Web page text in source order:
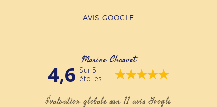
AVIS GOOGLE
Marine Chauvet
4,6 Sur 5
étoiles
Évaluation globale sur 11 avis Google